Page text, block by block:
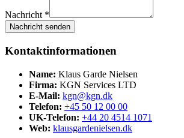
Nachricht *
Nachricht senden
Kontaktinformationen
Name: Klaus Garde Nielsen
Firma: KGN Services LTD
E-Mail: kgn@kgn.dk
Telefon: +45 50 12 00 00
UK-Telefon: +44 20 4514 1071
Web: klausgardenielsen.dk